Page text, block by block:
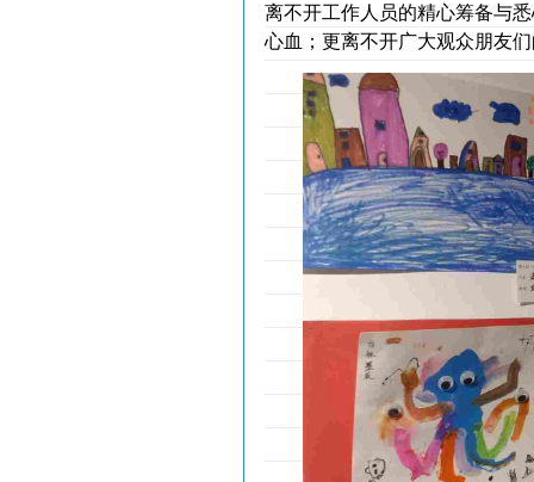
离不开工作人员的精心筹备与
心血；更离不开广大观众朋友